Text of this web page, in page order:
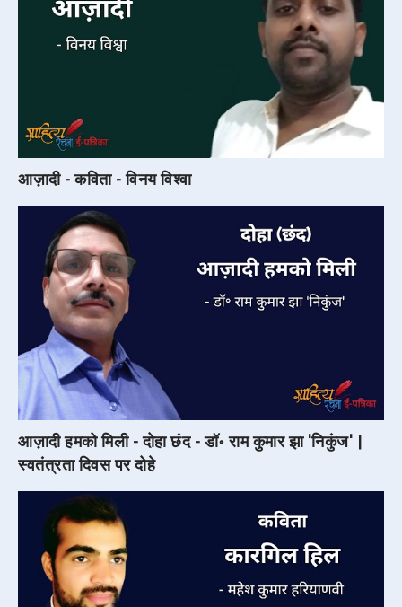
आज़ादी - कविता - विनय विश्वा
आज़ादी हमको मिली - दोहा छंद - डॉ॰ राम कुमार झा 'निकुंज' |
स्वतंत्रता दिवस पर दोहे